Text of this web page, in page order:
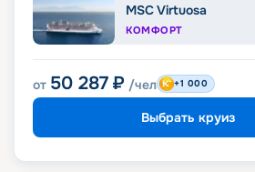
MSC Virtuosa
КОМФОРТ
от 50 287 ₽ /чел +1 000
Выбрать круиз